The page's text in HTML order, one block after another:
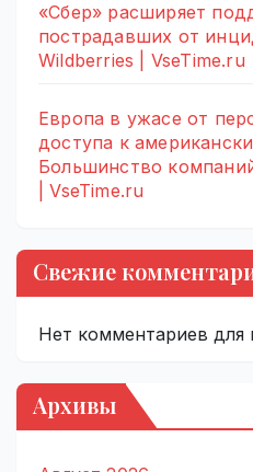
«Сбер» расширяет
пострадавших от
Wildberries | VseTime.ru
Европа в ужасе от
доступа к
Большинство
| VseTime.ru
Свежие
Нет комментариев для
Архивы